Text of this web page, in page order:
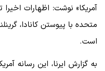
آمریکا» نوشت: اظهارات
متحده با پیوستن کانادا،
است.
به گزارش ایرنا، این رسانه